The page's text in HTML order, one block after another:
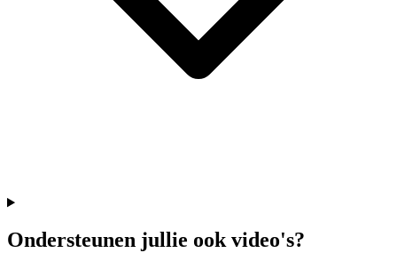
Ondersteunen jullie ook video's?